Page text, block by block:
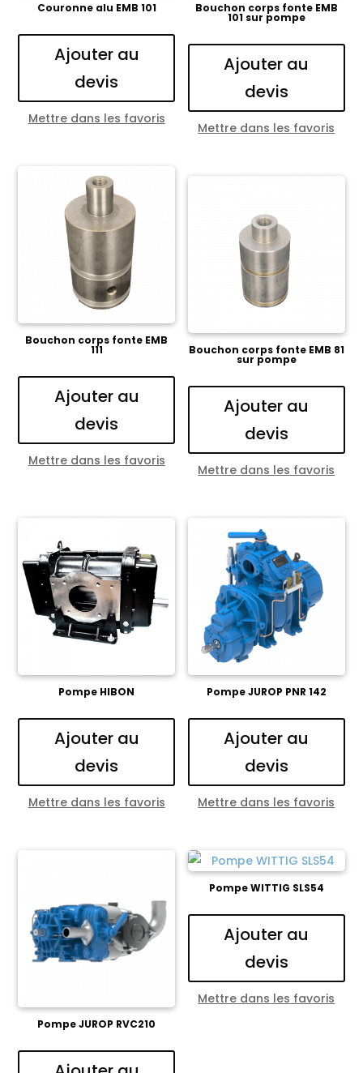
Couronne alu EMB 101
Ajouter au
devis
Mettre dans les favoris
Bouchon corps fonte EMB
101 sur pompe
Ajouter au
devis
Mettre dans les favoris
Bouchon corps fonte EMB
111
Ajouter au
devis
Mettre dans les favoris
Bouchon corps fonte EMB 81
sur pompe
Ajouter au
devis
Mettre dans les favoris
Pompe HIBON
Ajouter au
devis
Mettre dans les favoris
Pompe JUROP PNR 142
Ajouter au
devis
Mettre dans les favoris
Pompe JUROP RVC210
Pompe WITTIG SLS54
Ajouter au
devis
Mettre dans les favoris